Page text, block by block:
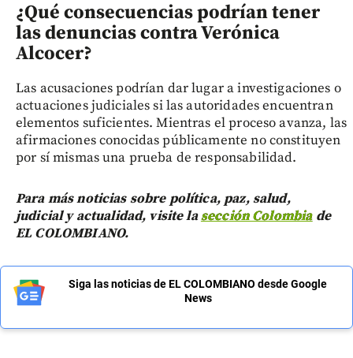
¿Qué consecuencias podrían tener
las denuncias contra Verónica
Alcocer?
Las acusaciones podrían dar lugar a investigaciones o
actuaciones judiciales si las autoridades encuentran
elementos suficientes. Mientras el proceso avanza, las
afirmaciones conocidas públicamente no constituyen
por sí mismas una prueba de responsabilidad.
Para más noticias sobre política, paz, salud,
judicial y actualidad, visite lasección Colombiade
EL COLOMBIANO.
Siga las noticias de EL COLOMBIANO desde Google
News